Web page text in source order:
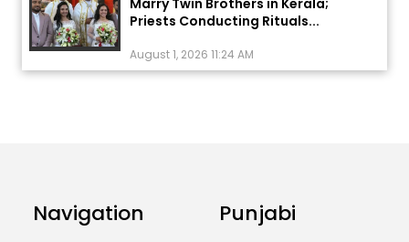
ਅੱਜ ਦਾ ਰਾਸ਼ੀਫਲ (5 ਅਗਸਤ 2026): ਜਾਣੋ
7 Killed, 18 Injured
Navigation Punjabi